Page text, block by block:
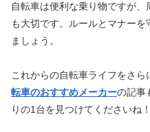
自転車は便利な乗り物ですが
も大切です。ルールとマナー
ましょう。
これからの自転車ライフをさ
転車のおすすめメーカーの記事
りの1台を見つけてくださいね！